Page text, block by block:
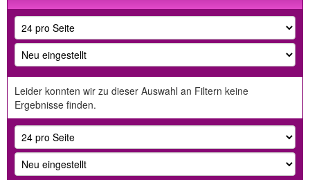
Leider konnten wir zu dieser Auswahl an Filtern keine
Ergebnisse finden.